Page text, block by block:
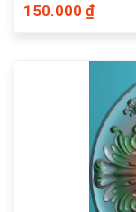
150.000 ₫